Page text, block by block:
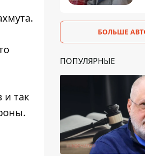
и так
БОЛЬШЕ
ПОПУЛЯРНЫЕ